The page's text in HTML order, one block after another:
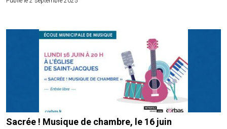
Sacrée ! Musique de chambre, le 16 juin